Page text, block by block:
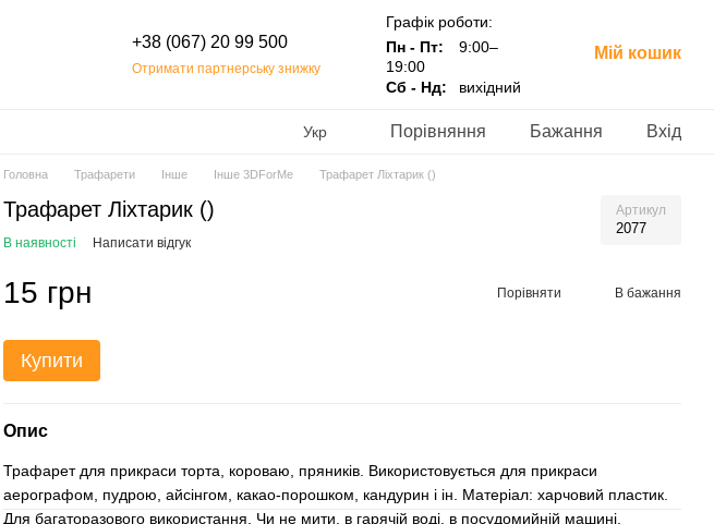
+38 (067) 20 99 500
Отримати партнерську знижку
Графік роботи:
Пн - Пт:
9:00–
19:00
Сб - Нд:
вихідний
Мій кошик
Укр Порівняння Бажання Вхід
Головна Трафарети Інше Інше 3DForMe Трафарет Ліхтарик ()
Трафарет Ліхтарик () Артикул
2077
В наявності Написати відгук
15 грн Порівняти В бажання
Купити
Опис
Трафарет для прикраси торта, короваю, пряників. Використовується для прикраси
аерографом, пудрою, айсінгом, какао-порошком, кандурин і ін. Матеріал: харчовий пластик.
Для багаторазового використання. Чи не мити, в гарячій воді, в посудомийній машині.